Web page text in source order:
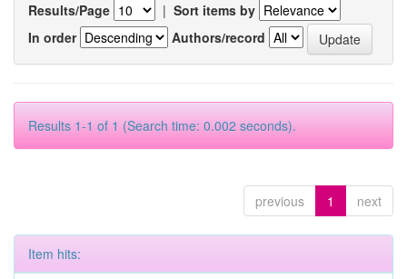
Results/Page | Sort items by
In order
Authors/record
Results 1-1 of 1 (Search time: 0.002 seconds).
previous 1 next
Item hits: